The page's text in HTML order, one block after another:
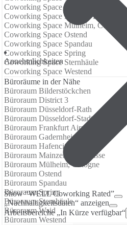
Annehmlichkeiten
Show “WELL Coworking Rated”
„Nachhaltigkeitsdaten“ anzeigen
Arbeitsbereiche „In Kürze verfügbar“
Coworking Space Hafencity
Coworking Space Mainzer Landstrasse
Coworking Space Mülheim, Cologne
Coworking Space Ostend
Coworking Space Spandau
Coworking Space Spring
Coworking Space Sternhäule
Coworking Space Westend
Büroräume in der Nähe
Büroraum Bilderstöckchen
Büroraum District 3
Büroraum Düsseldorf-Rath
Büroraum Düsseldorf-Stadtmitte
Büroraum Frankfurt Airport
Büroraum Gadernheim
Büroraum Hafencity
Büroraum Mainzer Landstrasse
Büroraum Mülheim, Cologne
Büroraum Ostend
Büroraum Spandau
Büroraum Spring
Büroraum Sternhäule
Büroraum Waid
Büroraum Westend